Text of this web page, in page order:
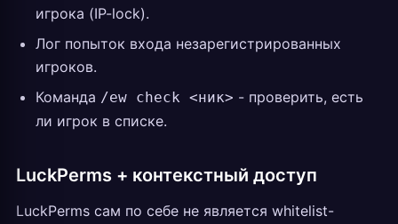
игрока (IP-lock).
Лог попыток входа незарегистрированных
игроков.
Команда /ew check <ник> - проверить, есть
ли игрок в списке.
LuckPerms + контекстный доступ
LuckPerms сам по себе не является whitelist-